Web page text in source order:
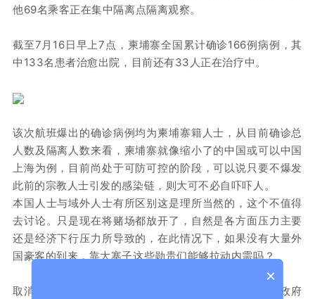
他69名乘客正在集中隔离点隔离观察。
截至7月16日早上7点，柬埔寨全国累计确诊166例病例，其
中133名患者治愈出院，目前还有33人正在治疗中。
该次航班爆出的确诊病例均为柬埔寨籍人士，从目前确诊总
人数及隔离人数来看，柬埔寨就像缩小了的中国或可以中国
上海为例，目前尚处于可防可控的阶段，可以说只要不爆发
此前的宗教人士引发的感染链，则大可不必自吓吓人。
本国人士与域外人士有所区别这是理所当然的，这个不值得
去讨论。只是现在将赌场都放开了，自然是各方面压力主要
还是经济下行压力所导致的，在此情况下，如果没有大量外
国豪客的到来，靠大寨子这些勋贵们能够拉动内需吗？
取消3000美金的传言已经个把星期了，然而时至今日政府
×